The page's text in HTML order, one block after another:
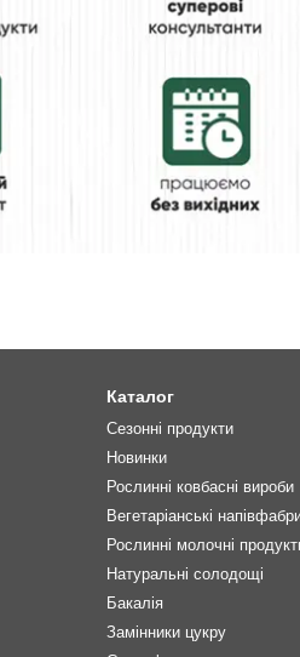
Каталог
Сезонні продукти
Новинки
Рослинні ковбасні вироби
Вегетаріанські
Рослинні молочні
Натуральні солодощі
Бакалія
Замінники цукру